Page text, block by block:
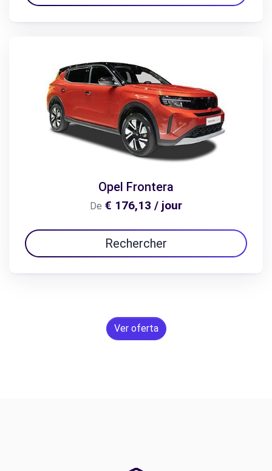
Opel Frontera
De € 176,13 / jour
Rechercher
Ver oferta